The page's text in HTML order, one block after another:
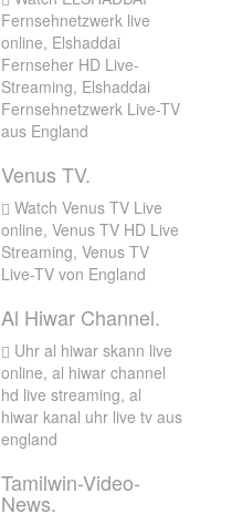
Fernsehnetzwerk live
online, Elshaddai
Fernseher HD Live-
Streaming, Elshaddai
Fernsehnetzwerk Live-TV
aus England
Venus TV.
Watch Venus TV Live
online, Venus TV HD Live
Streaming, Venus TV
Live-TV von England
Al Hiwar Channel.
Uhr al hiwar skann live
online, al hiwar channel
hd live streaming, al
hiwar kanal uhr live tv aus
england
Tamilwin-Video-
News.